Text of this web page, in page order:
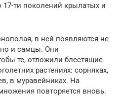
ти поколений крылатых и
в ней появляются не
и самцы. Они
те, отложили блестящие
растениях: сорняках,
в муравейниках. На
повторяется вновь.